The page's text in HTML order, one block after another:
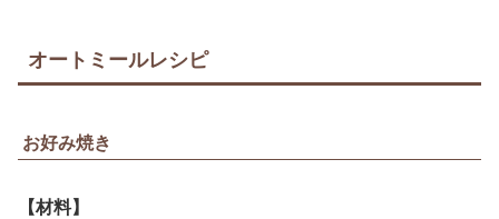
オートミールレシピ
お好み焼き
【材料】